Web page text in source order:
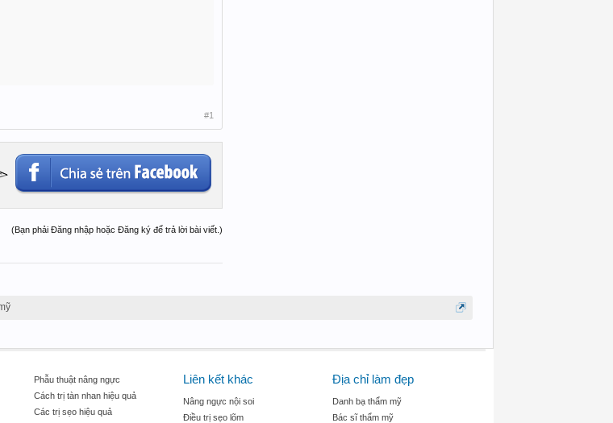
#1
(Bạn phải Đăng nhập hoặc Đăng ký để trả lời bài viết.)
Phẫu thuật nâng ngực
Cách trị tàn nhan hiệu quả
Các trị sẹo hiệu quả
Liên kết khác
Nâng ngực nội soi
Điều trị sẹo lõm
Địa chỉ làm đẹp
Danh bạ thẩm mỹ
Bác sĩ thẩm mỹ